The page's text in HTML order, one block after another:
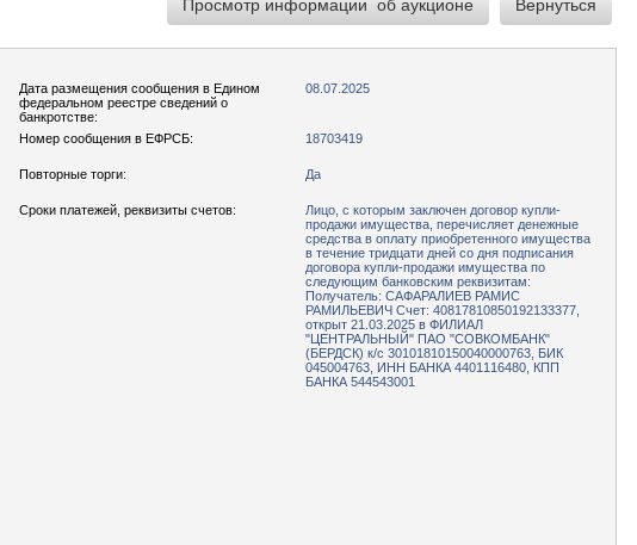
Дата размещения сообщения в Едином
федеральном реестре сведений о
банкротстве:
08.07.2025
Номер сообщения в ЕФРСБ: 18703419
Повторные торги: Да
Сроки платежей, реквизиты счетов:
Лицо, с которым заключен договор купли-
продажи имущества, перечисляет денежные
средства в оплату приобретенного имущества
в течение тридцати дней со дня подписания
договора купли-продажи имущества по
следующим банковским реквизитам:
Получатель: САФАРАЛИЕВ РАМИС
РАМИЛЬЕВИЧ Счет: 40817810850192133377,
открыт 21.03.2025 в ФИЛИАЛ
"ЦЕНТРАЛЬНЫЙ" ПАО "СОВКОМБАНК"
(БЕРДСК) к/с 30101810150040000763, БИК
045004763, ИНН БАНКА 4401116480, КПП
БАНКА 544543001